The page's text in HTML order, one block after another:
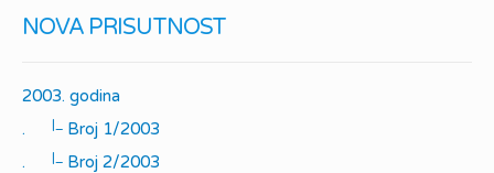
NOVA PRISUTNOST
2003. godina
.
|_
Broj 1/2003
.
|_
Broj 2/2003